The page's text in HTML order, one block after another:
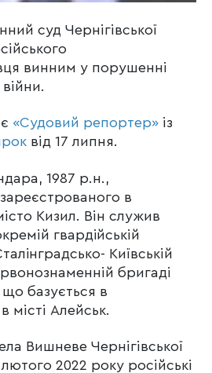
суд Чернігівської
винним у порушенні
війни.
«Судовий репортер» із
від 17 липня.
1987 р.н.,
в
Кизил. Він служив
гвардiйській
Київській
бригаді
базується в
місті Алейськ.
Вишневе Чернігівської
2022 року російські